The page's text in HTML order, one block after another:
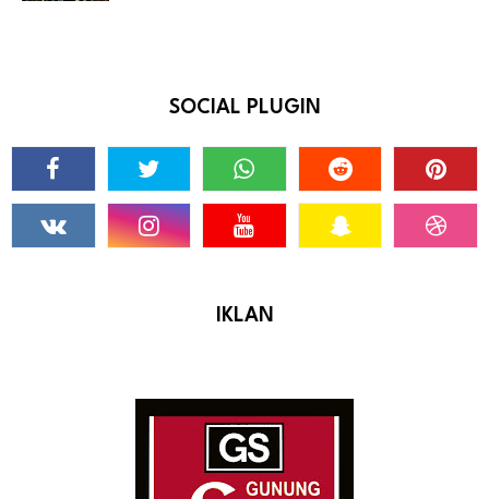
SOCIAL PLUGIN
IKLAN